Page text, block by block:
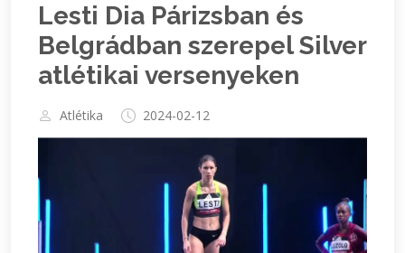
Lesti Dia Párizsban és
Belgrádban szerepel Silver
atlétikai versenyeken
Atlétika 2024-02-12